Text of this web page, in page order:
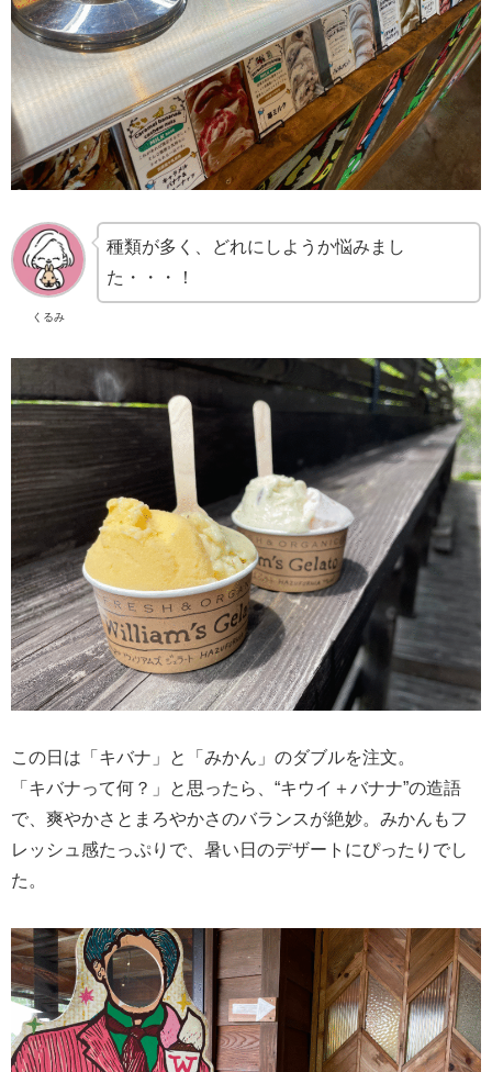
くるみ
種類が多く、どれにしようか悩みまし
た・・・！
この日は「キバナ」と「みかん」のダブルを注文。
「キバナって何？」と思ったら、“キウイ＋バナナ”の造語
で、爽やかさとまろやかさのバランスが絶妙。みかんもフ
レッシュ感たっぷりで、暑い日のデザートにぴったりでし
た。